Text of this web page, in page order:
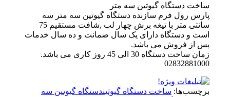
ساخت دستگاه گیوتین سه متر
پارس رول فرم سازنده دستگاه گیوتین سه متر سه
سانتی متر با تیغه برش چهار لب ,شافت مستقیم 75
است و دستگاه دارای یک سال ضمانت و ده سال خدمات
پس از فروش می باشد.
زمان ساخت دستگاه 30 الی 45 روز کاری می باشد.
02832881000
برچسب‌ها:ساخت دستگاه گیوتین دستگاه گیوتین سه